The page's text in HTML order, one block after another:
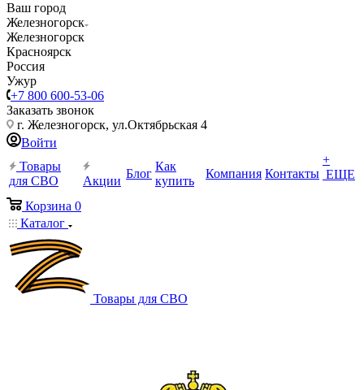
Ваш город
Железногорск
Железногорск
Красноярск
Россия
Ужур
+7 800 600-53-06
Заказать звонок
г. Железногорск, ул.Октябрьская 4
Войти
Товары
для СВО
Акции
Блог
Как
купить
Компания Контакты
+
ЕЩЕ
Корзина 0
Каталог
Товары для СВО